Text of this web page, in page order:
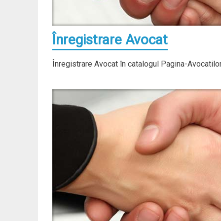
Înregistrare Avocat
Înregistrare Avocat în catalogul Pagina-